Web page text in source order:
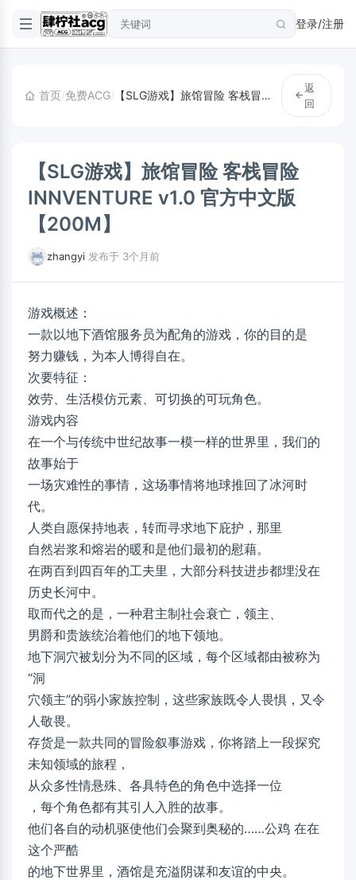
登录/注册
首页/免费ACG/ 【SLG游戏】旅馆冒险 客栈冒险 INNVENTURE v1.0 官方中文版【200M】
返
回
【SLG游戏】旅馆冒险 客栈冒险
INNVENTURE v1.0 官方中文版
【200M】
zhangyi 发布于 3个月前
游戏概述：
一款以地下酒馆服务员为配角的游戏，你的目的是
努力赚钱，为本人博得自在。
次要特征：
效劳、生活模仿元素、可切换的可玩角色。
游戏内容
在一个与传统中世纪故事一模一样的世界里，我们的
故事始于
一场灾难性的事情，这场事情将地球推回了冰河时
代。
人类自愿保持地表，转而寻求地下庇护，那里
自然岩浆和熔岩的暖和是他们最初的慰藉。
在两百到四百年的工夫里，大部分科技进步都埋没在
历史长河中。
取而代之的是，一种君主制社会衰亡，领主、
男爵和贵族统治着他们的地下领地。
地下洞穴被划分为不同的区域，每个区域都由被称为
“洞
穴领主”的弱小家族控制，这些家族既令人畏惧，又令
人敬畏。
存货是一款共同的冒险叙事游戏，你将踏上一段探究
未知领域的旅程，
从众多性情悬殊、各具特色的角色中选择一位
，每个角色都有其引人入胜的故事。
他们各自的动机驱使他们会聚到奥秘的……公鸡 在在
这个严酷
的地下世界里，酒馆是充溢阴谋和友谊的中央。